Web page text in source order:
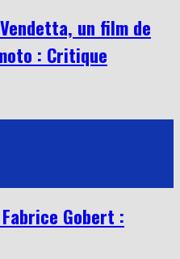
un film de
: Critique
Gobert :